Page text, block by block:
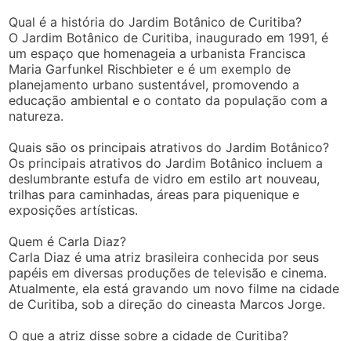
Qual é a história do Jardim Botânico de Curitiba?
O Jardim Botânico de Curitiba, inaugurado em 1991, é
um espaço que homenageia a urbanista Francisca
Maria Garfunkel Rischbieter e é um exemplo de
planejamento urbano sustentável, promovendo a
educação ambiental e o contato da população com a
natureza.
Quais são os principais atrativos do Jardim Botânico?
Os principais atrativos do Jardim Botânico incluem a
deslumbrante estufa de vidro em estilo art nouveau,
trilhas para caminhadas, áreas para piquenique e
exposições artísticas.
Quem é Carla Diaz?
Carla Diaz é uma atriz brasileira conhecida por seus
papéis em diversas produções de televisão e cinema.
Atualmente, ela está gravando um novo filme na cidade
de Curitiba, sob a direção do cineasta Marcos Jorge.
O que a atriz disse sobre a cidade de Curitiba?